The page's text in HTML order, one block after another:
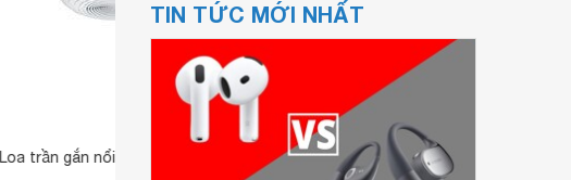
Loa trần gắn nổi TOA PC-2268 Loa gắn trần 15W Toa PC-668R
TIN TỨC MỚI NHẤT